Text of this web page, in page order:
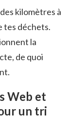
kilomètres à
tes déchets.
la
de quoi
Web et
un tri